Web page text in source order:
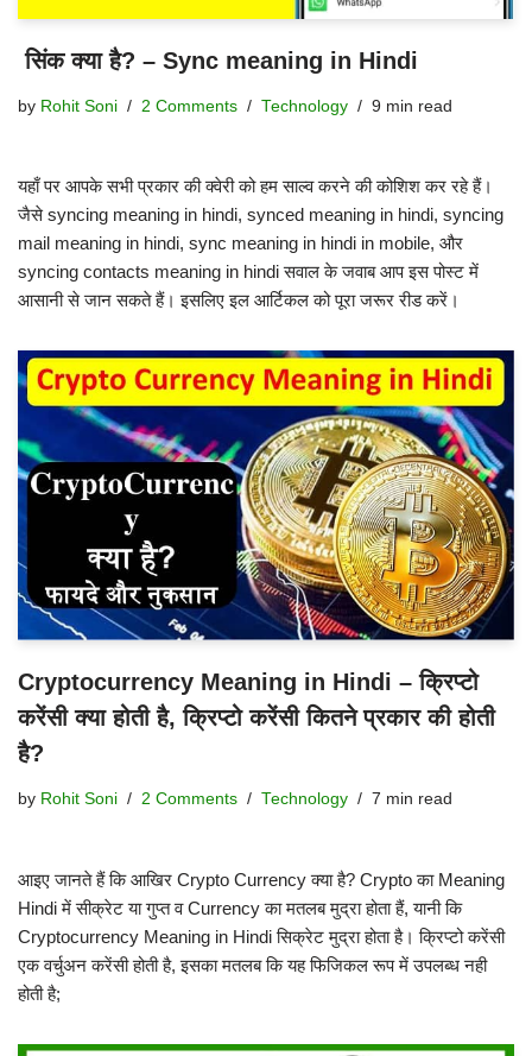
सिंक क्या है? – Sync meaning in Hindi
by Rohit Soni 2 Comments Technology 9 min read
यहाँ पर आपके सभी प्रकार की क्वेरी को हम साल्व करने की कोशिश कर रहे हैं।
जैसे syncing meaning in hindi, synced meaning in hindi, syncing
mail meaning in hindi, sync meaning in hindi in mobile, और
syncing contacts meaning in hindi सवाल के जवाब आप इस पोस्ट में
आसानी से जान सकते हैं। इसलिए इल आर्टिकल को पूरा जरूर रीड करें।
Cryptocurrency Meaning in Hindi – क्रिप्टो
करेंसी क्या होती है, क्रिप्टो करेंसी कितने प्रकार की होती
है?
by Rohit Soni 2 Comments Technology 7 min read
आइए जानते हैं कि आखिर Crypto Currency क्या है? Crypto का Meaning
Hindi में सीक्रेट या गुप्त व Currency का मतलब मुद्रा होता हैं, यानी कि
Cryptocurrency Meaning in Hindi सिक्रेट मुद्रा होता है। क्रिप्टो करेंसी
एक वर्चुअन करेंसी होती है, इसका मतलब कि यह फिजिकल रूप में उपलब्ध नही
होती है;